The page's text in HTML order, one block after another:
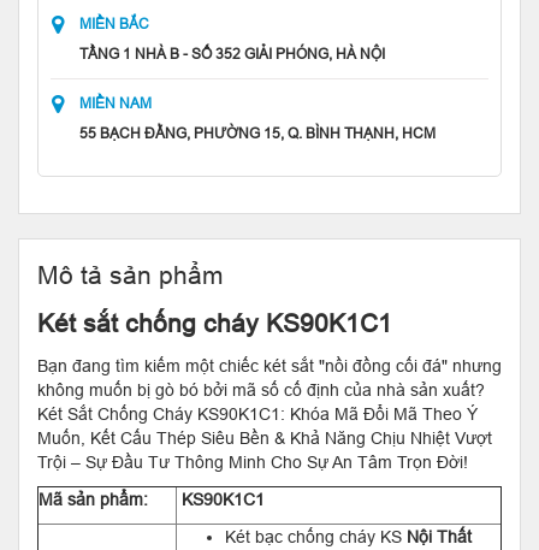
MIỀN BẮC
TẦNG 1 NHÀ B - SỐ 352 GIẢI PHÓNG, HÀ NỘI
MIỀN NAM
55 BẠCH ĐẰNG, PHƯỜNG 15, Q. BÌNH THẠNH, HCM
Mô tả sản phẩm
Két sắt chống cháy KS90K1C1
Bạn đang tìm kiếm một chiếc két sắt "nồi đồng cối đá" nhưng
không muốn bị gò bó bởi mã số cố định của nhà sản xuất?
Két Sắt Chống Cháy KS90K1C1: Khóa Mã Đổi Mã Theo Ý
Muốn, Kết Cấu Thép Siêu Bền & Khả Năng Chịu Nhiệt Vượt
Trội – Sự Đầu Tư Thông Minh Cho Sự An Tâm Trọn Đời!
Mã sản phẩm:
KS90K1C1
Két bạc chống cháy KS Nội Thất